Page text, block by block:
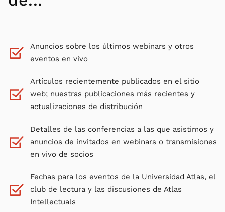
Anuncios sobre los últimos webinars y otros
eventos en vivo
Artículos recientemente publicados en el sitio
web; nuestras publicaciones más recientes y
actualizaciones de distribución
Detalles de las conferencias a las que asistimos y
anuncios de invitados en webinars o transmisiones
en vivo de socios
Fechas para los eventos de la Universidad Atlas, el
club de lectura y las discusiones de Atlas
Intellectuals